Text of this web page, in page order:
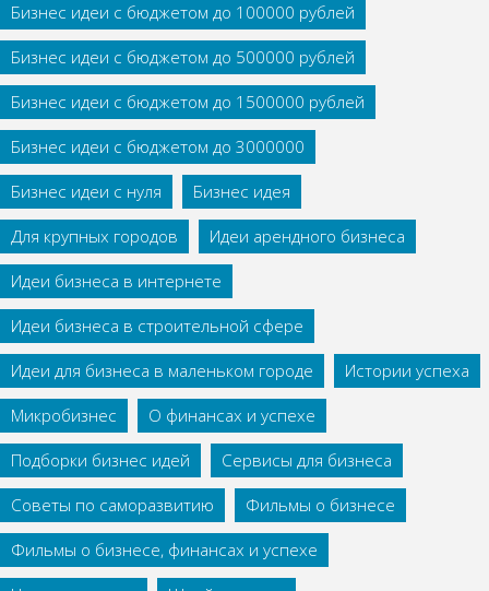
Бизнес идеи с бюджетом до 100000 рублей
Бизнес идеи с бюджетом до 500000 рублей
Бизнес идеи с бюджетом до 1500000 рублей
Бизнес идеи с бюджетом до 3000000
Бизнес идеи с нуля
Бизнес идея
Для крупных городов
Идеи арендного бизнеса
Идеи бизнеса в интернете
Идеи бизнеса в строительной сфере
Идеи для бизнеса в маленьком городе
Истории успеха
Микробизнес
О финансах и успехе
Подборки бизнес идей
Сервисы для бизнеса
Советы по саморазвитию
Фильмы о бизнесе
Фильмы о бизнесе, финансах и успехе